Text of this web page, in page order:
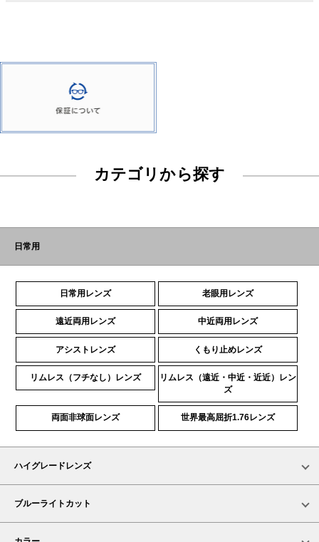
カテゴリから探す
日常用
日常用レンズ 老眼用レンズ
遠近両用レンズ 中近両用レンズ
アシストレンズ くもり止めレンズ
リムレス（フチなし）レンズ
リムレス（遠近・中近・近近）レン
ズ
両面非球面レンズ 世界最高屈折1.76レンズ
ハイグレードレンズ
ブルーライトカット